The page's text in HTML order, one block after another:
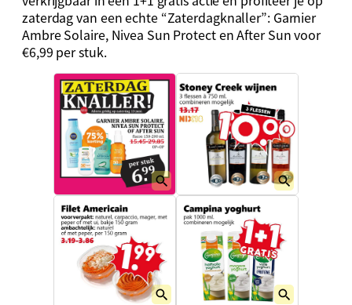
zaterdag van een echte “Zaterdagknaller”: Garnier
Ambre Solaire, Nivea Sun Protect en After Sun voor
€6,99 per stuk.